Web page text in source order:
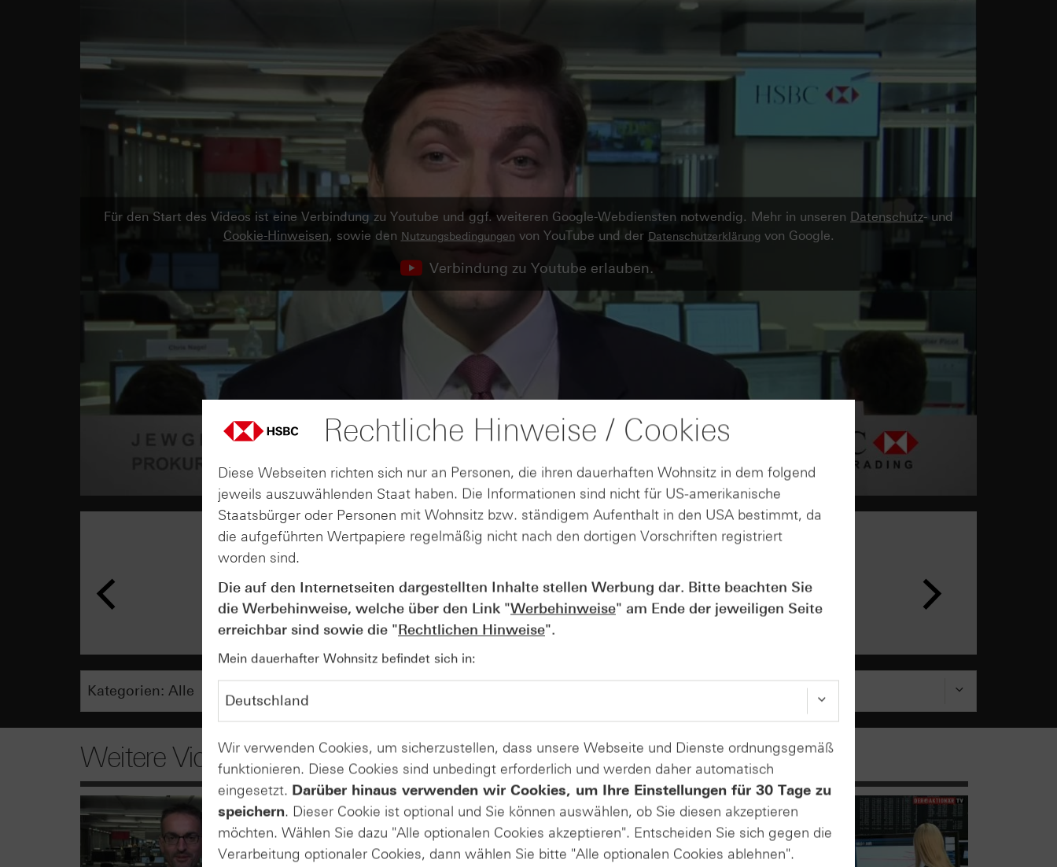
Für den Start des Videos ist eine Verbindung zu Youtube und ggf. weiteren Google-Webdiensten notwendig. Mehr in unseren Datenschutz- und
Cookie-Hinweisen, sowie den Nutzungsbedingungen von YouTube und der Datenschutzerklärung von Google.
Verbindung zu Youtube erlauben.
04
Kündigungen bei Derivaten - Webinar
vom 04.08.2026
Weitere Videos
Rechtliche Hinweise / Cookies
Diese Webseiten richten sich nur an Personen, die ihren dauerhaften Wohnsitz in dem folgend
jeweils auszuwählenden Staat haben. Die Informationen sind nicht für US-amerikanische
Staatsbürger oder Personen mit Wohnsitz bzw. ständigem Aufenthalt in den USA bestimmt, da
die aufgeführten Wertpapiere regelmäßig nicht nach den dortigen Vorschriften registriert
worden sind.
Die auf den Internetseiten dargestellten Inhalte stellen Werbung dar. Bitte beachten Sie
die Werbehinweise, welche über den Link "Werbehinweise" am Ende der jeweiligen Seite
erreichbar sind sowie die "Rechtlichen Hinweise".
Mein dauerhafter Wohnsitz befindet sich in:
Wir verwenden Cookies, um sicherzustellen, dass unsere Webseite und Dienste ordnungsgemäß
funktionieren. Diese Cookies sind unbedingt erforderlich und werden daher automatisch
eingesetzt. Darüber hinaus verwenden wir Cookies, um Ihre Einstellungen für 30 Tage zu
speichern. Dieser Cookie ist optional und Sie können auswählen, ob Sie diesen akzeptieren
möchten. Wählen Sie dazu "Alle optionalen Cookies akzeptieren". Entscheiden Sie sich gegen die
Verarbeitung optionaler Cookies, dann wählen Sie bitte "Alle optionalen Cookies ablehnen".